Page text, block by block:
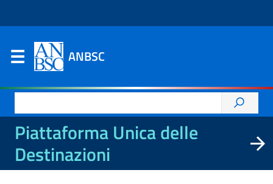
ANBSC
per:
Piattaforma Unica delle
Destinazioni